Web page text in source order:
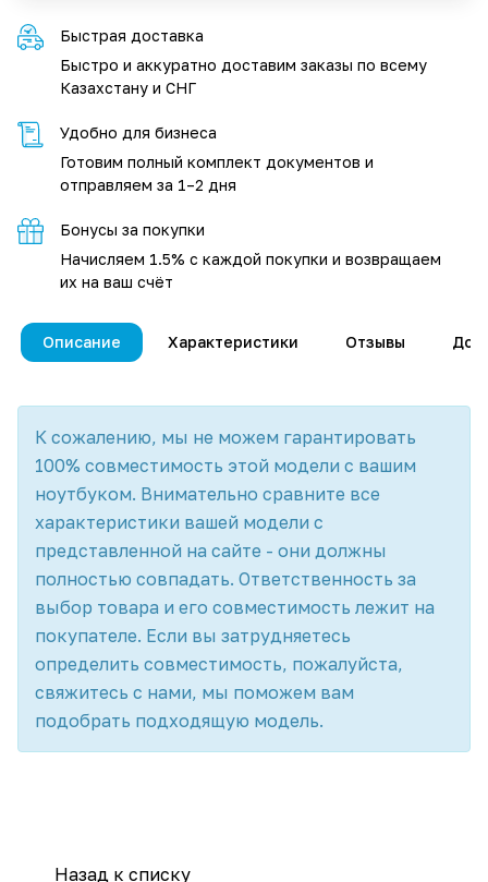
Быстрая доставка
Быстро и аккуратно доставим заказы по всему
Казахстану и СНГ
Удобно для бизнеса
Готовим полный комплект документов и
отправляем за 1–2 дня
Бонусы за покупки
Начисляем 1.5% с каждой покупки и возвращаем
их на ваш счёт
Описание Характеристики Отзывы
К сожалению, мы не можем гарантировать
100% совместимость этой модели с вашим
ноутбуком. Внимательно сравните все
характеристики вашей модели с
представленной на сайте - они должны
полностью совпадать. Ответственность за
выбор товара и его совместимость лежит на
покупателе. Если вы затрудняетесь
определить совместимость, пожалуйста,
свяжитесь с нами, мы поможем вам
подобрать подходящую модель.
Назад к списку